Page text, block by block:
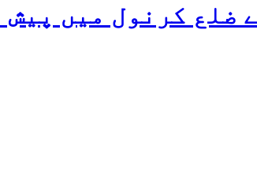
ضلع کرنول میں